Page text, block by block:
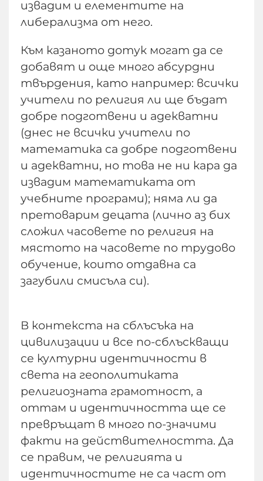
извадим и елементите на
либерализма от него.
Към казаното дотук могат да се
добавят и още много абсурдни
твърдения, като например: всички
учители по религия ли ще бъдат
добре подготвени и адекватни
(днес не всички учители по
математика са добре подготвени
и адекватни, но това не ни кара да
извадим математиката от
учебните програми); няма ли да
претоварим децата (лично аз бих
сложил часовете по религия на
мястото на часовете по трудово
обучение, които отдавна са
загубили смисъла си).
В контекста на сблъсъка на
цивилизации и все по-сблъскващи
се културни идентичности в
света на геополитиката
религиозната грамотност, а
оттам и идентичността ще се
превръщат в много по-значими
факти на действителността. Да
се правим, че религията и
идентичностите не са част от